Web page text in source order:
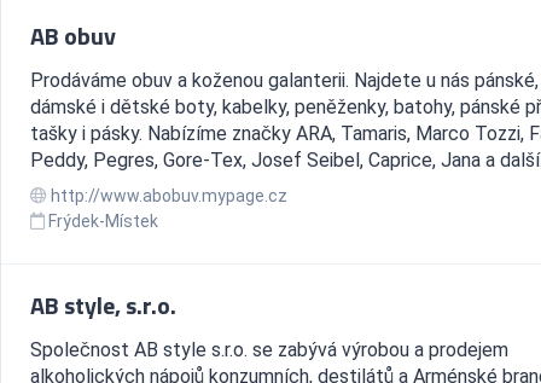
AB obuv
Prodáváme obuv a koženou galanterii. Najdete u nás pánské,
dámské i dětské boty, kabelky, peněženky, batohy, pánské
tašky i pásky. Nabízíme značky ARA, Tamaris, Marco Tozzi,
Peddy, Pegres, Gore-Tex, Josef Seibel, Caprice, Jana a
http://www.abobuv.mypage.cz
Frýdek-Místek
AB style, s.r.o.
Společnost AB style s.r.o. se zabývá výrobou a prodejem
alkoholických nápojů konzumních, destilátů a Arménské